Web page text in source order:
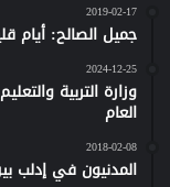
2019-02-17
جميل الصالح: أيام
2024-12-25
وزارة التربية
العام
2018-02-08
المدنيون في إدلب